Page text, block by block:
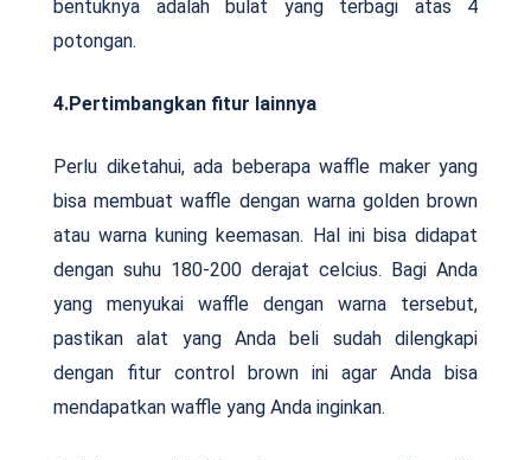
bentuknya adalah bulat yang terbagi atas 4
potongan.
4.Pertimbangkan fitur lainnya
Perlu diketahui, ada beberapa waffle maker yang
bisa membuat waffle dengan warna golden brown
atau warna kuning keemasan. Hal ini bisa didapat
dengan suhu 180-200 derajat celcius. Bagi Anda
yang menyukai waffle dengan warna tersebut,
pastikan alat yang Anda beli sudah dilengkapi
dengan fitur control brown ini agar Anda bisa
mendapatkan waffle yang Anda inginkan.